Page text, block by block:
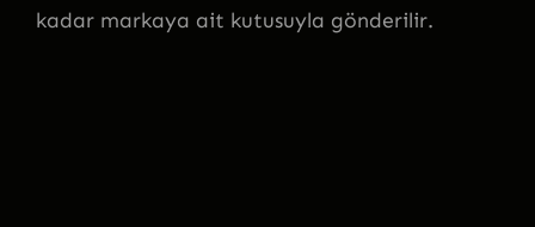
kadar markaya ait kutusuyla gönderilir.